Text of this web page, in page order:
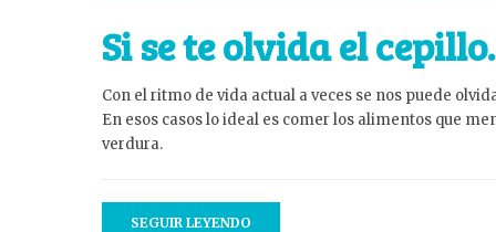
Si se te olvida el
Con el ritmo de vida actual a veces se nos puede
En esos casos lo ideal es comer los alimentos que
verdura.
SEGUIR LEYENDO